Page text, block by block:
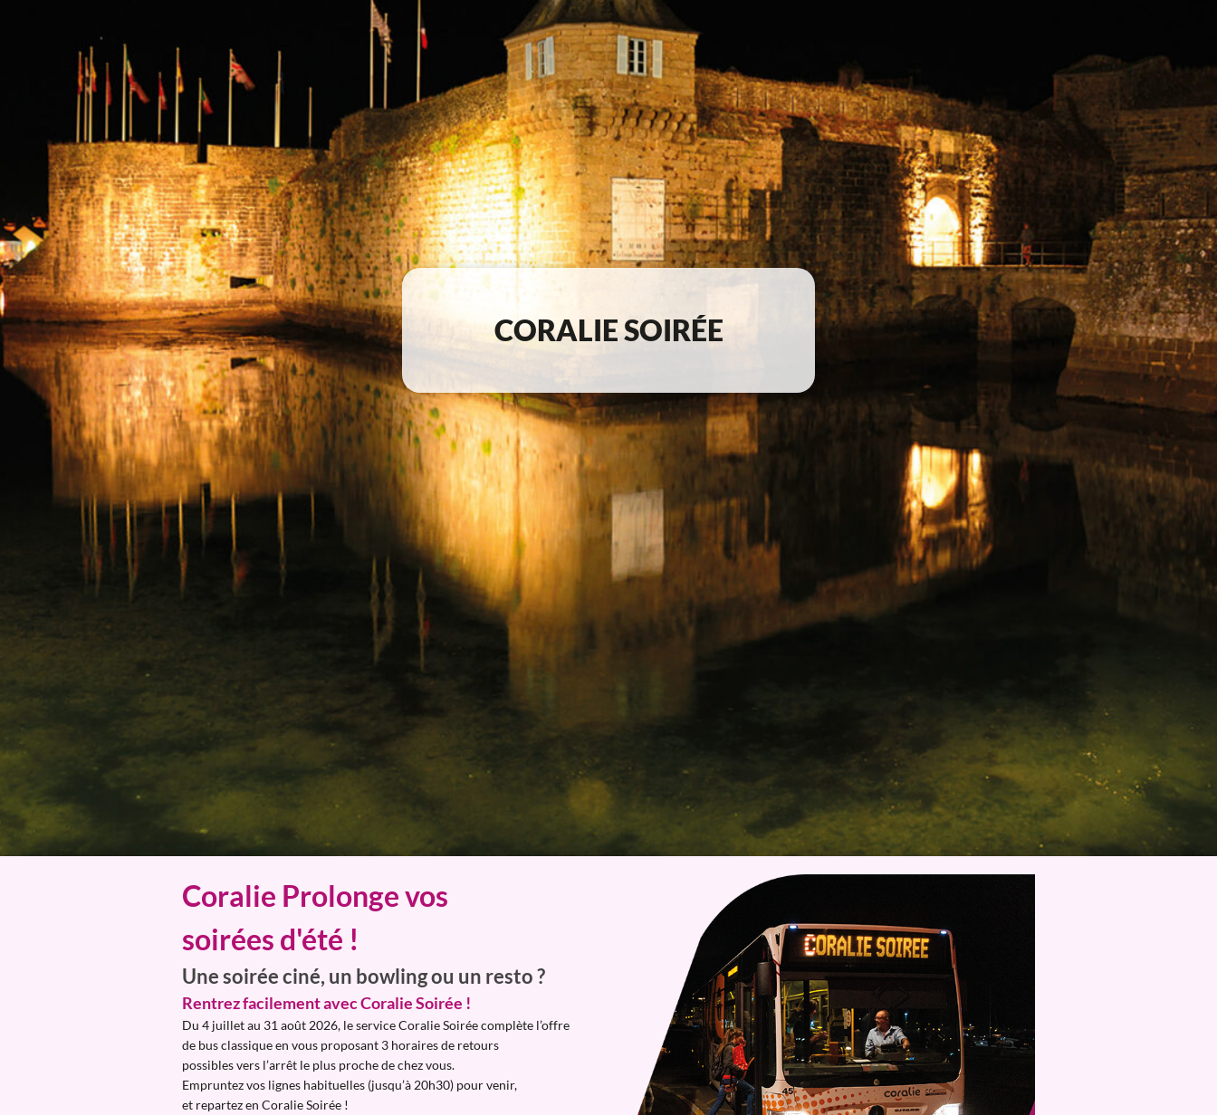
CORALIE SOIRÉE
Coralie Prolonge vos
soirées d'été !
Une soirée ciné, un bowling ou un resto ?
Rentrez facilement avec Coralie Soirée !
Du 4 juillet au 31 août 2026, le service Coralie Soirée complète l’offre
de bus classique en vous proposant 3 horaires de retours
possibles vers l’arrêt le plus proche de chez vous.
Empruntez vos lignes habituelles (jusqu’à 20h30) pour venir,
et repartez en Coralie Soirée !